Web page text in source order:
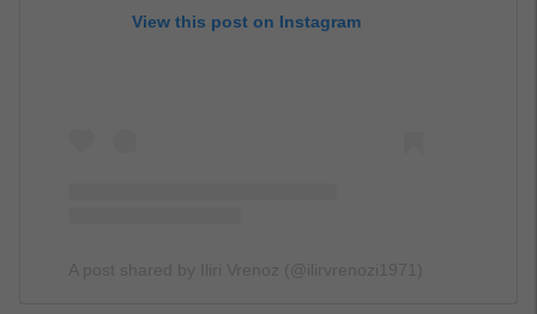
View this post on Instagram